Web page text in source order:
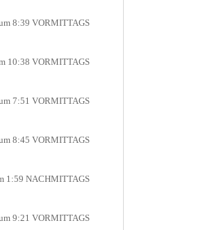
8:39 VORMITTAGS
10:38 VORMITTAGS
7:51 VORMITTAGS
8:45 VORMITTAGS
1:59 NACHMITTAGS
9:21 VORMITTAGS